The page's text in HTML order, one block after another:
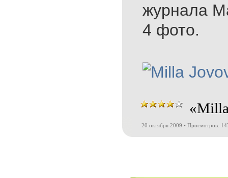
журнала
4 фото.
20 октября 2009 • Просмотров: